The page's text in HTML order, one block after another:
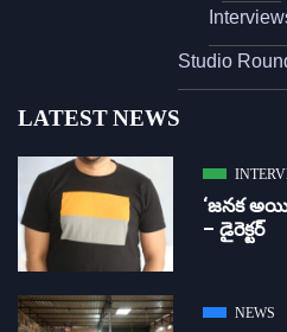
Studio
LATEST NEWS
‘జ‌న‌క
– డైరెక్ట‌ర్
NEWS